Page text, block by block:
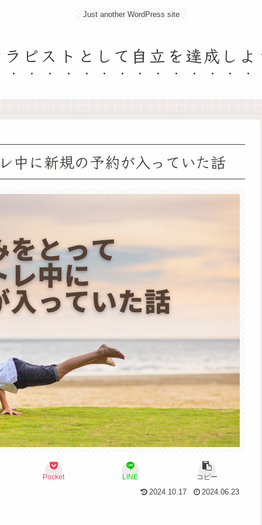
Just another WordPress site
ラピストとして自立を達成しよ
中に新規の予約が入っていた話
Pocket LINE
コピー
2024.10.17
2024.06.23